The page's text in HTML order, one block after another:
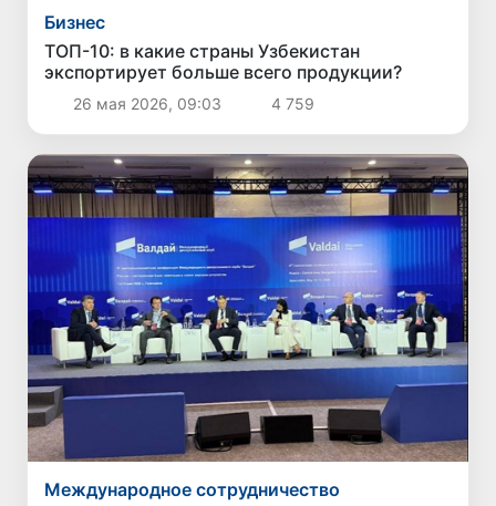
Бизнес
ТОП-10: в какие страны Узбекистан
экспортирует больше всего продукции?
26 мая 2026, 09:03 4 759
Международное сотрудничество